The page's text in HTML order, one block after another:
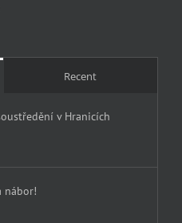
Recent
v Hranicích
nábor!